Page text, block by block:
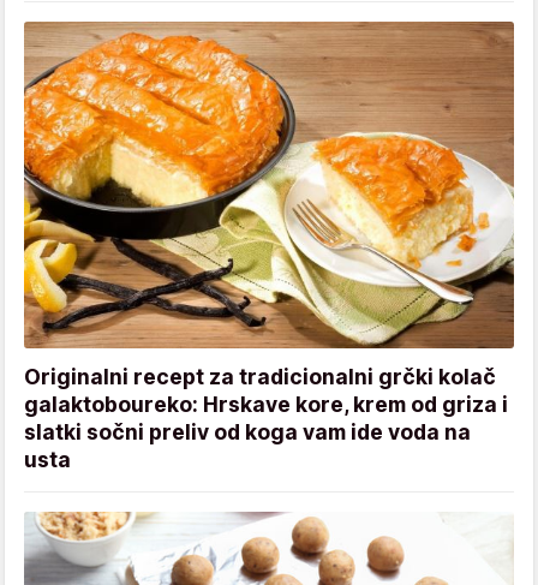
Originalni recept za tradicionalni grčki kolač
galaktoboureko: Hrskave kore, krem od griza i
slatki sočni preliv od koga vam ide voda na
usta